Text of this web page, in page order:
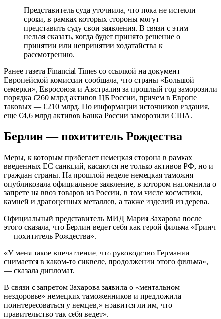
Представитель суда уточнила, что пока не истекли
сроки, в рамках которых стороны могут
представить суду свои заявления. В связи с этим
нельзя сказать, когда будет принято решение о
принятии или непринятии ходатайства к
рассмотрению.
Ранее газета Financial Times со ссылкой на документ
Европейской комиссии сообщала, что страны «Большой
семерки», Евросоюза и Австралия за прошлый год заморозили
порядка €260 млрд активов ЦБ России, причем в Европе
таковых — €210 млрд. По информации источников издания,
еще €4,6 млрд активов Банка России заморозили США.
Берлин — похититель Рождества
Меры, к которым прибегает немецкая сторона в рамках
введенных ЕС санкций, касаются не только активов РФ, но и
граждан страны. На прошлой неделе немецкая таможня
опубликовала официальное заявление, в котором напомнила о
запрете на ввоз товаров из России, в том числе косметики,
камней и драгоценных металлов, а также изделий из дерева.
Официальный представитель МИД Мария Захарова после
этого сказала, что Берлин ведет себя как герой фильма «Гринч
— похититель Рождества».
«У меня такое впечатление, что руководство Германии
снимается в каком-то сиквеле, продолжении этого фильма»,
— сказала дипломат.
В связи с запретом Захарова заявила о «ментальном
нездоровье» немецких таможенников и предложила
поинтересоваться у немцев,» нравится ли им, что
правительство так себя ведет».